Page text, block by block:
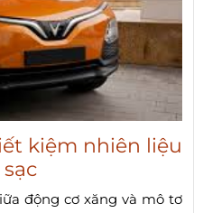
kiệm nhiên liệu
động cơ xăng và mô tơ